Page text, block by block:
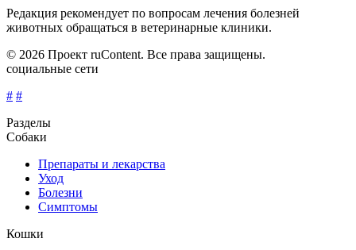
Редакция рекомендует по вопросам лечения болезней
животных обращаться в ветеринарные клиники.
© 2026 Проект ruContent. Все права защищены.
социальные сети
# #
Разделы
Собаки
Препараты и лекарства
Уход
Болезни
Симптомы
Кошки